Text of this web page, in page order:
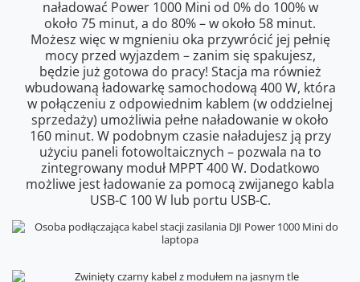
naładować Power 1000 Mini od 0% do 100% w
około 75 minut, a do 80% – w około 58 minut.
Możesz więc w mgnieniu oka przywrócić jej pełnię
mocy przed wyjazdem – zanim się spakujesz,
będzie już gotowa do pracy! Stacja ma również
wbudowaną ładowarkę samochodową 400 W, która
w połączeniu z odpowiednim kablem (w oddzielnej
sprzedaży) umożliwia pełne naładowanie w około
160 minut. W podobnym czasie naładujesz ją przy
użyciu paneli fotowoltaicznych – pozwala na to
zintegrowany moduł MPPT 400 W. Dodatkowo
możliwe jest ładowanie za pomocą zwijanego kabla
USB-C 100 W lub portu USB-C.